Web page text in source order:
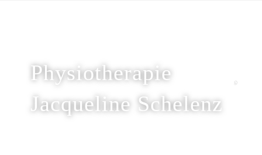
Physiotherapie
Jacqueline Schelenz